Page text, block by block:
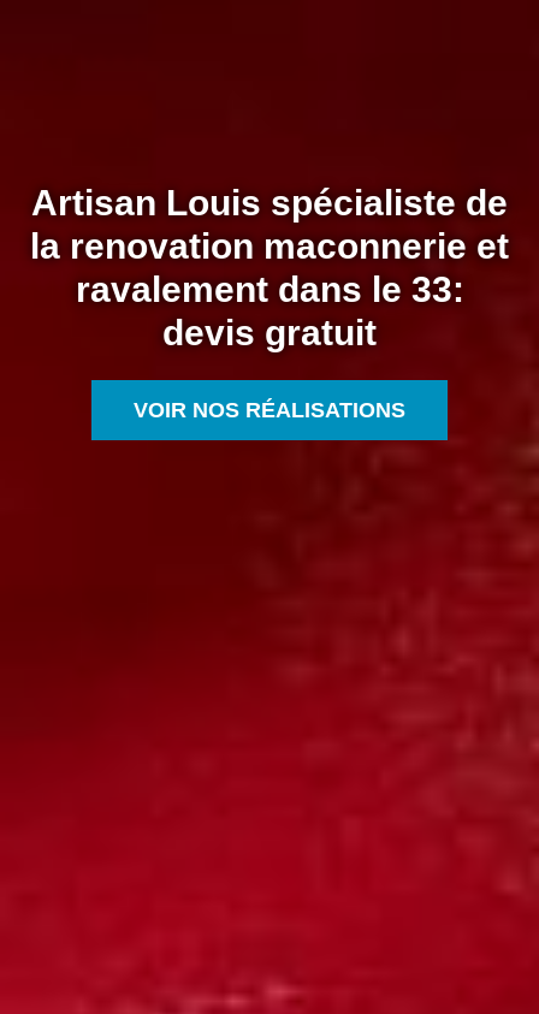
Artisan Louis spécialiste de
la renovation maconnerie et
ravalement dans le 33:
devis gratuit
VOIR NOS RÉALISATIONS